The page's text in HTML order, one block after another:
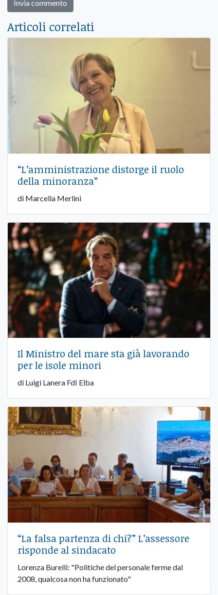
Articoli correlati
“L’amministrazione distorge il ruolo
della minoranza”
di Marcella Merlini
Il Ministro del mare sta già lavorando
per le isole minori
di Luigi Lanera FdI Elba
“La falsa partenza di chi?” L’assessore
risponde al sindacato
Lorenza Burelli: "Politiche del personale ferme dal
2008, qualcosa non ha funzionato"